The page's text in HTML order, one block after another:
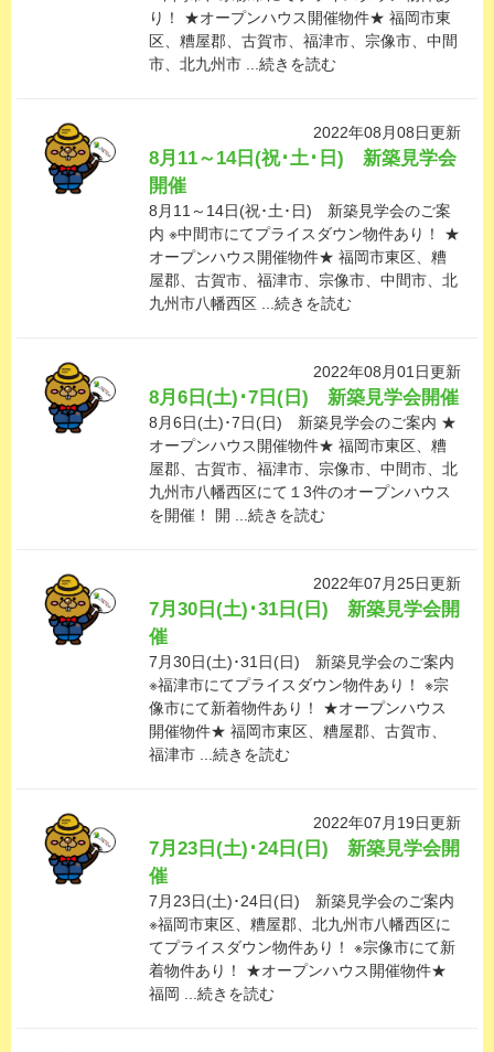
り！ ★オープンハウス開催物件★ 福岡市東
区、糟屋郡、古賀市、福津市、宗像市、中間
市、北九州市 ...続きを読む
2022年08月08日更新
8月11～14日(祝･土･日) 新築見学会
開催
8月11～14日(祝･土･日) 新築見学会のご案
内 ※中間市にてプライスダウン物件あり！ ★
オープンハウス開催物件★ 福岡市東区、糟
屋郡、古賀市、福津市、宗像市、中間市、北
九州市八幡西区 ...続きを読む
2022年08月01日更新
8月6日(土)･7日(日) 新築見学会開催
8月6日(土)･7日(日) 新築見学会のご案内 ★
オープンハウス開催物件★ 福岡市東区、糟
屋郡、古賀市、福津市、宗像市、中間市、北
九州市八幡西区にて１3件のオープンハウス
を開催！ 開 ...続きを読む
2022年07月25日更新
7月30日(土)･31日(日) 新築見学会開
催
7月30日(土)･31日(日) 新築見学会のご案内
※福津市にてプライスダウン物件あり！ ※宗
像市にて新着物件あり！ ★オープンハウス
開催物件★ 福岡市東区、糟屋郡、古賀市、
福津市 ...続きを読む
2022年07月19日更新
7月23日(土)･24日(日) 新築見学会開
催
7月23日(土)･24日(日) 新築見学会のご案内
※福岡市東区、糟屋郡、北九州市八幡西区に
てプライスダウン物件あり！ ※宗像市にて新
着物件あり！ ★オープンハウス開催物件★
福岡 ...続きを読む